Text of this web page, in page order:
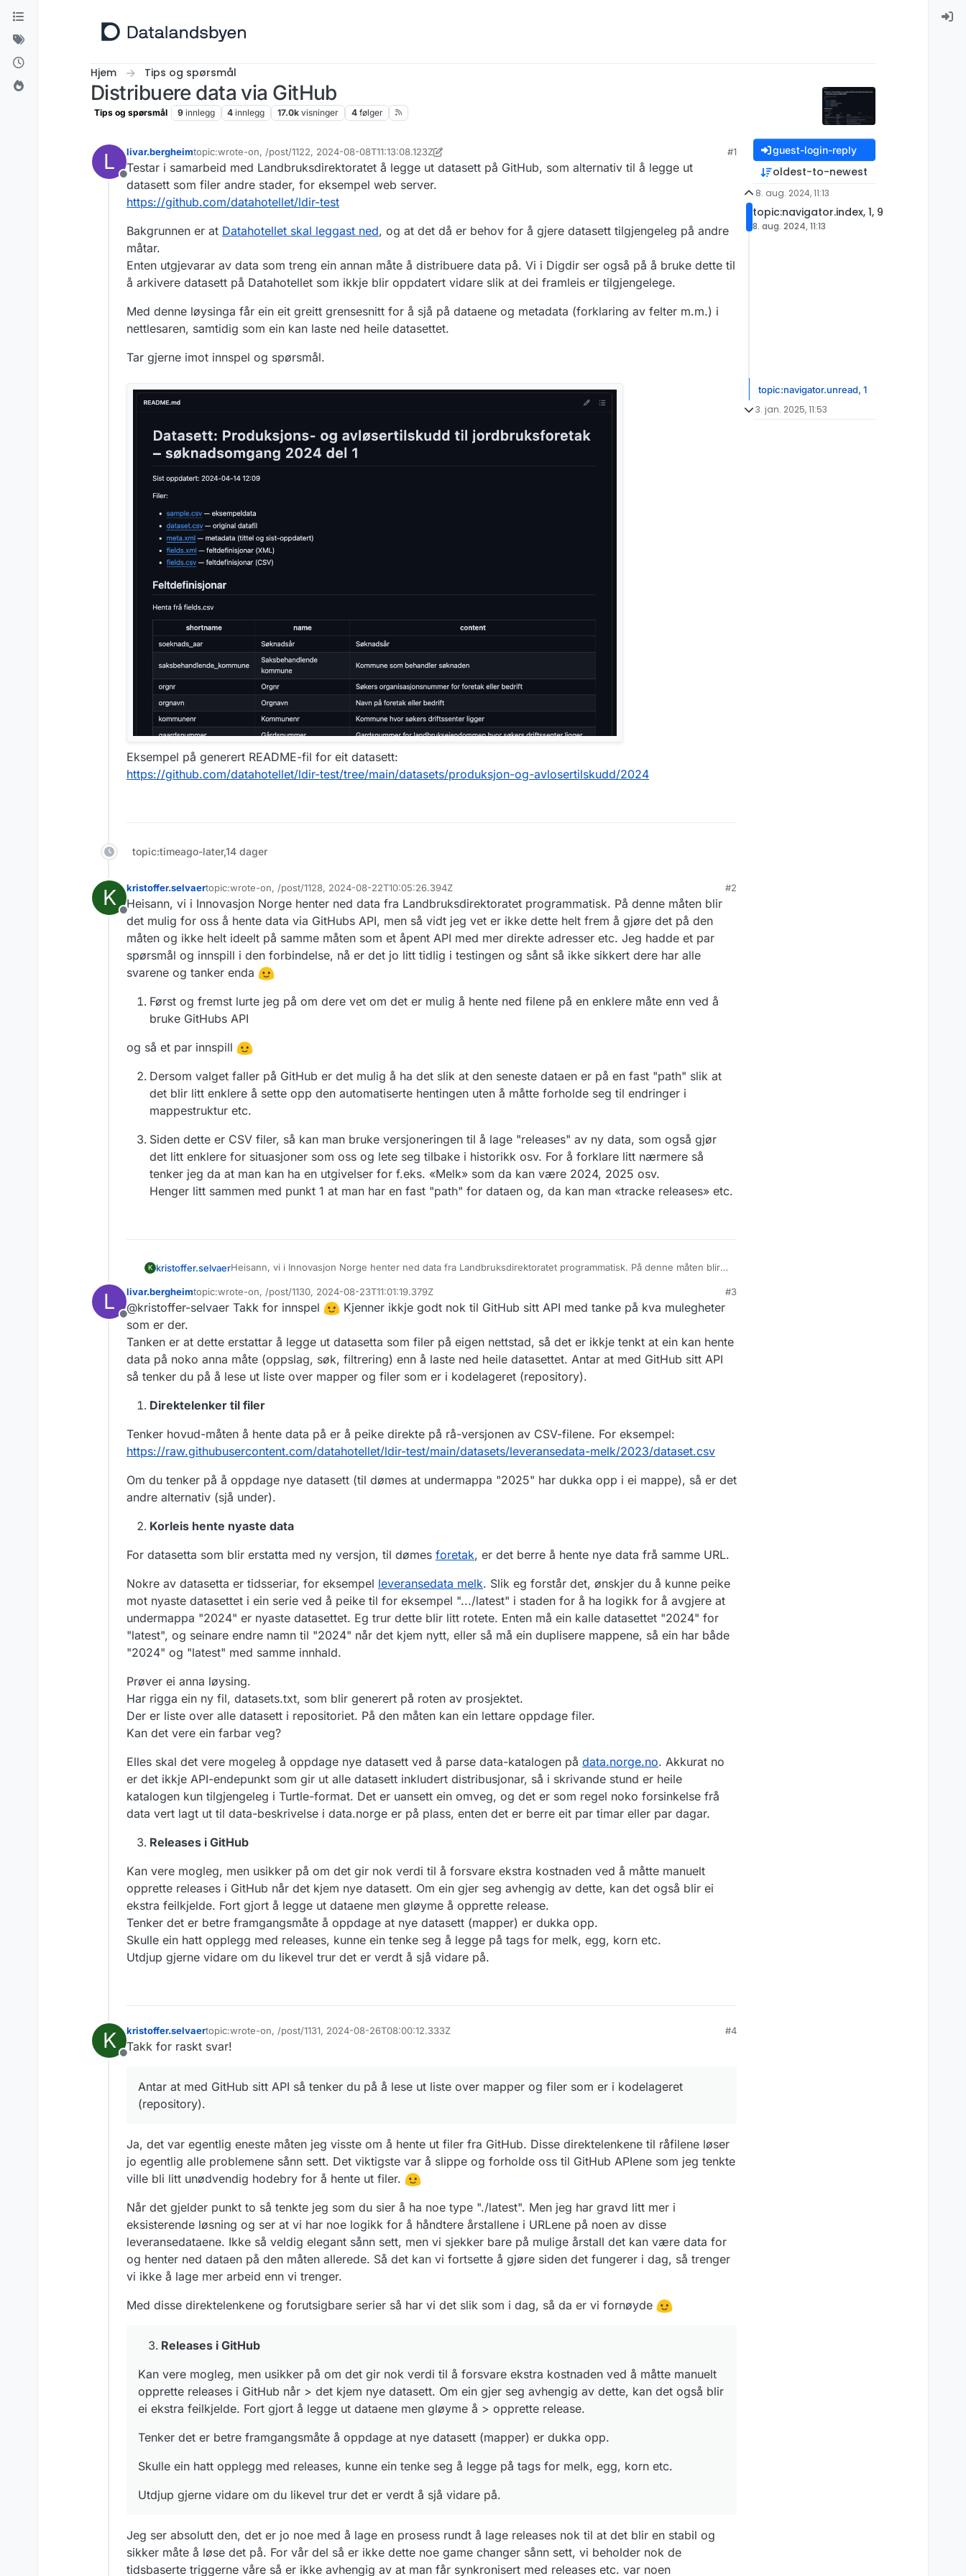
Hopp til innhold
Hjem Tips og spørsmål
Distribuere data via GitHub
Tips og spørsmål 9 innlegg 4 innlegg 17.0k visninger 4 følger
L
Frakoblet
livar.bergheimtopic:wrote-on, /post/1122, 2024-08-08T11:13:08.123Z
Sist endret av livar.bergheim
#1
Testar i samarbeid med Landbruksdirektoratet å legge ut datasett på GitHub, som alternativ til å legge ut
datasett som filer andre stader, for eksempel web server.
https://github.com/datahotellet/ldir-test
Bakgrunnen er at Datahotellet skal leggast ned, og at det då er behov for å gjere datasett tilgjengeleg på andre
måtar.
Enten utgjevarar av data som treng ein annan måte å distribuere data på. Vi i Digdir ser også på å bruke dette til
å arkivere datasett på Datahotellet som ikkje blir oppdatert vidare slik at dei framleis er tilgjengelege.
Med denne løysinga får ein eit greitt grensesnitt for å sjå på dataene og metadata (forklaring av felter m.m.) i
nettlesaren, samtidig som ein kan laste ned heile datasettet.
Tar gjerne imot innspel og spørsmål.
Eksempel på generert README-fil for eit datasett:
https://github.com/datahotellet/ldir-test/tree/main/datasets/produksjon-og-avlosertilskudd/2024
topic:timeago-later,14 dager
K
Frakoblet
kristoffer.selvaertopic:wrote-on, /post/1128, 2024-08-22T10:05:26.394Z
Sist endret av
#2
Heisann, vi i Innovasjon Norge henter ned data fra Landbruksdirektoratet programmatisk. På denne måten blir
det mulig for oss å hente data via GitHubs API, men så vidt jeg vet er ikke dette helt frem å gjøre det på den
måten og ikke helt ideelt på samme måten som et åpent API med mer direkte adresser etc. Jeg hadde et par
spørsmål og innspill i den forbindelse, nå er det jo litt tidlig i testingen og sånt så ikke sikkert dere har alle
svarene og tanker enda
Først og fremst lurte jeg på om dere vet om det er mulig å hente ned filene på en enklere måte enn ved å
bruke GitHubs API
og så et par innspill
Dersom valget faller på GitHub er det mulig å ha det slik at den seneste dataen er på en fast "path" slik at
det blir litt enklere å sette opp den automatiserte hentingen uten å måtte forholde seg til endringer i
mappestruktur etc.
Siden dette er CSV filer, så kan man bruke versjoneringen til å lage "releases" av ny data, som også gjør
det litt enklere for situasjoner som oss og lete seg tilbake i historikk osv. For å forklare litt nærmere så
tenker jeg da at man kan ha en utgivelser for f.eks. «Melk» som da kan være 2024, 2025 osv.
Henger litt sammen med punkt 1 at man har en fast "path" for dataen og, da kan man «tracke releases» etc.
K kristoffer.selvaerHeisann, vi i Innovasjon Norge henter ned data fra Landbruksdirektoratet programmatisk. På denne måten blir
måten og ikke helt ideelt på samme måten som et åpent API med mer direkte adresser etc. Jeg hadde et par
spørsmål og innspill i den forbindelse, nå er det jo litt tidlig i testingen og sånt så ikke sikkert dere har alle
Først og fremst lurte jeg på om dere vet om det er mulig å hente ned filene på en enklere måte enn ved å
bruke GitHubs API
og så et par innspill
Dersom valget faller på GitHub er det mulig å ha det slik at den seneste dataen er på en fast "path" slik at
det blir litt enklere å sette opp den automatiserte hentingen uten å måtte forholde seg til endringer i
mappestruktur etc.
det litt enklere for situasjoner som oss og lete seg tilbake i historikk osv. For å forklare litt nærmere så
Henger litt sammen med punkt 1 at man har en fast "path" for dataen og, da kan man «tracke releases»
etc.
L
Frakoblet
livar.bergheimtopic:wrote-on, /post/1130, 2024-08-23T11:01:19.379Z
Sist endret av
#3
@kristoffer-selvaer Takk for innspel
Kjenner ikkje godt nok til GitHub sitt API med tanke på kva mulegheter
som er der.
Tanken er at dette erstattar å legge ut datasetta som filer på eigen nettstad, så det er ikkje tenkt at ein kan hente
data på noko anna måte (oppslag, søk, filtrering) enn å laste ned heile datasettet. Antar at med GitHub sitt API
så tenker du på å lese ut liste over mapper og filer som er i kodelageret (repository).
Direktelenker til filer
Tenker hovud-måten å hente data på er å peike direkte på rå-versjonen av CSV-filene. For eksempel:
https://raw.githubusercontent.com/datahotellet/ldir-test/main/datasets/leveransedata-melk/2023/dataset.csv
Om du tenker på å oppdage nye datasett (til dømes at undermappa "2025" har dukka opp i ei mappe), så er det
andre alternativ (sjå under).
Korleis hente nyaste data
For datasetta som blir erstatta med ny versjon, til dømes foretak, er det berre å hente nye data frå samme URL.
Nokre av datasetta er tidsseriar, for eksempel leveransedata melk. Slik eg forstår det, ønskjer du å kunne peike
mot nyaste datasettet i ein serie ved å peike til for eksempel ".../latest" i staden for å ha logikk for å avgjere at
undermappa "2024" er nyaste datasettet. Eg trur dette blir litt rotete. Enten må ein kalle datasettet "2024" for
"latest", og seinare endre namn til "2024" når det kjem nytt, eller så må ein duplisere mappene, så ein har både
"2024" og "latest" med samme innhald.
Prøver ei anna løysing.
Har rigga ein ny fil, datasets.txt, som blir generert på roten av prosjektet.
Der er liste over alle datasett i repositoriet. På den måten kan ein lettare oppdage filer.
Kan det vere ein farbar veg?
Elles skal det vere mogeleg å oppdage nye datasett ved å parse data-katalogen på data.norge.no. Akkurat no
er det ikkje API-endepunkt som gir ut alle datasett inkludert distribusjonar, så i skrivande stund er heile
katalogen kun tilgjengeleg i Turtle-format. Det er uansett ein omveg, og det er som regel noko forsinkelse frå
data vert lagt ut til data-beskrivelse i data.norge er på plass, enten det er berre eit par timar eller par dagar.
Releases i GitHub
Kan vere mogleg, men usikker på om det gir nok verdi til å forsvare ekstra kostnaden ved å måtte manuelt
opprette releases i GitHub når det kjem nye datasett. Om ein gjer seg avhengig av dette, kan det også blir ei
ekstra feilkjelde. Fort gjort å legge ut dataene men gløyme å opprette release.
Tenker det er betre framgangsmåte å oppdage at nye datasett (mapper) er dukka opp.
Skulle ein hatt opplegg med releases, kunne ein tenke seg å legge på tags for melk, egg, korn etc.
Utdjup gjerne vidare om du likevel trur det er verdt å sjå vidare på.
K
Frakoblet
kristoffer.selvaertopic:wrote-on, /post/1131, 2024-08-26T08:00:12.333Z
Sist endret av
#4
Takk for raskt svar!
Antar at med GitHub sitt API så tenker du på å lese ut liste over mapper og filer som er i kodelageret
(repository).
Ja, det var egentlig eneste måten jeg visste om å hente ut filer fra GitHub. Disse direktelenkene til råfilene løser
jo egentlig alle problemene sånn sett. Det viktigste var å slippe og forholde oss til GitHub APIene som jeg tenkte
ville bli litt unødvendig hodebry for å hente ut filer.
Når det gjelder punkt to så tenkte jeg som du sier å ha noe type "./latest". Men jeg har gravd litt mer i
eksisterende løsning og ser at vi har noe logikk for å håndtere årstallene i URLene på noen av disse
leveransedataene. Ikke så veldig elegant sånn sett, men vi sjekker bare på mulige årstall det kan være data for
og henter ned dataen på den måten allerede. Så det kan vi fortsette å gjøre siden det fungerer i dag, så trenger
vi ikke å lage mer arbeid enn vi trenger.
Med disse direktelenkene og forutsigbare serier så har vi det slik som i dag, så da er vi fornøyde
Releases i GitHub
Kan vere mogleg, men usikker på om det gir nok verdi til å forsvare ekstra kostnaden ved å måtte manuelt
opprette releases i GitHub når > det kjem nye datasett. Om ein gjer seg avhengig av dette, kan det også blir
ei ekstra feilkjelde. Fort gjort å legge ut dataene men gløyme å > opprette release.
Tenker det er betre framgangsmåte å oppdage at nye datasett (mapper) er dukka opp.
Skulle ein hatt opplegg med releases, kunne ein tenke seg å legge på tags for melk, egg, korn etc.
Utdjup gjerne vidare om du likevel trur det er verdt å sjå vidare på.
Jeg ser absolutt den, det er jo noe med å lage en prosess rundt å lage releases nok til at det blir en stabil og
sikker måte å løse det på. For vår del så er ikke dette noe game changer sånn sett, vi beholder nok de
tidsbaserte triggerne våre så er ikke avhengig av at man får synkronisert med releases etc. var noen
guest-login-reply
oldest-to-newest
8. aug. 2024, 11:13
topic:navigator.index, 1, 9
8. aug. 2024, 11:13
topic:navigator.unread, 1
3. jan. 2025, 11:53